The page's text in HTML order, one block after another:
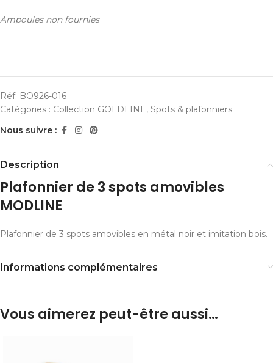
Ampoules non fournies
Réf: BO926-016
Catégories : Collection GOLDLINE, Spots & plafonniers
Nous suivre :
Description
Plafonnier de 3 spots amovibles
MODLINE
Plafonnier de 3 spots amovibles en métal noir et imitation bois.
Informations complémentaires
Vous aimerez peut-être aussi…